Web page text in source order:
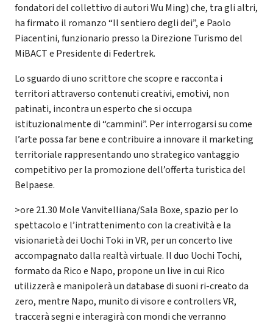
fondatori del collettivo di autori Wu Ming) che, tra gli altri,
ha firmato il romanzo “Il sentiero degli dei”, e Paolo
Piacentini, funzionario presso la Direzione Turismo del
MiBACT e Presidente di Federtrek.
Lo sguardo di uno scrittore che scopre e racconta i
territori attraverso contenuti creativi, emotivi, non
patinati, incontra un esperto che si occupa
istituzionalmente di “cammini”. Per interrogarsi su come
l’arte possa far bene e contribuire a innovare il marketing
territoriale rappresentando uno strategico vantaggio
competitivo per la promozione dell’offerta turistica del
Belpaese.
>ore 21.30 Mole Vanvitelliana/Sala Boxe, spazio per lo
spettacolo e l’intrattenimento con la creatività e la
visionarietà dei Uochi Toki in VR, per un concerto live
accompagnato dalla realtà virtuale. Il duo Uochi Tochi,
formato da Rico e Napo, propone un live in cui Rico
utilizzerà e manipolerà un database di suoni ri-creato da
zero, mentre Napo, munito di visore e controllers VR,
traccerà segni e interagirà con mondi che verranno